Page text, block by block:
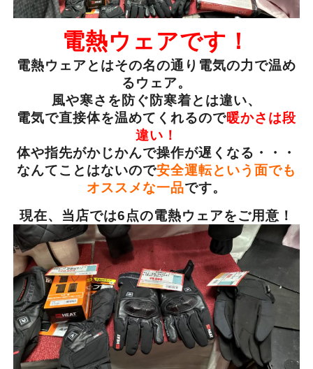
電熱ウェアです！
電熱ウェアとはその名の通り電気の力で温め
るウェア。
風や寒さを防ぐ防寒着とは違い、
電気で直接体を温めてくれるので暖かさは段
違い！
体や指先がかじかんで操作が遅くなる・・・
なんてことはないので安全運転という面でも
オススメな一品です。
現在、当店では6点の電熱ウェアをご用意！